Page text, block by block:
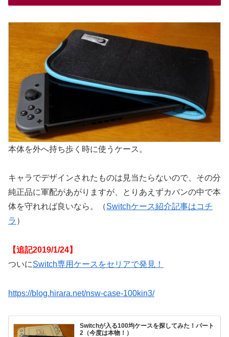
本体を外へ持ち歩く時に使うケース。
キャラでデザインされたものは見当たらないので、その分
純正品に軍配があがりますが、とりあえずカバンの中で本
体を守れれば良いなら。（Switchケース紹介記事はコチ
ラ ）
【追記2019/1/24】
ついにSwitch専用ケースをセリアで発見！
https://blog.hirara.net/nsw-case-100kin3/
Switchが入る100均ケースを探してみた！パート
2（今度は本物！）